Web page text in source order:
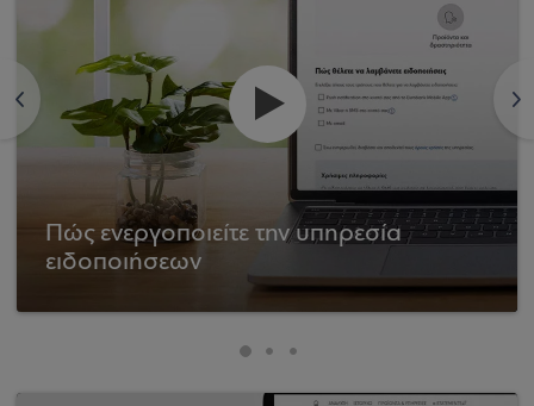
<
Πώς ενεργοποιείτε την υπηρεσία
ειδοποιήσεων
>